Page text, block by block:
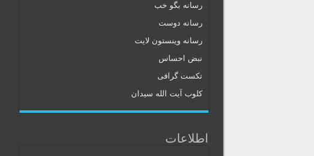
رسانه بگو خب
رسانه دوست
رسانه وینستون لایت
نبض احساس
تکست گرافی
کلوب آیت الله سیدان
اطلاعات